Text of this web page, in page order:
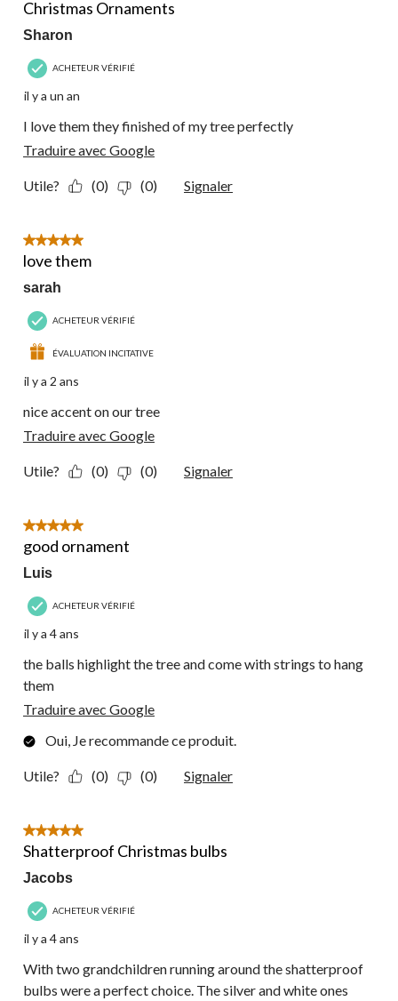
Christmas Ornaments
Sharon
ACHETEUR VÉRIFIÉ
il y a un an
I love them they finished of my tree perfectly
Traduire avec Google
Utile? (0) (0) Signaler
5 étoile(s) sur 5.
love them
sarah
ACHETEUR VÉRIFIÉ
ÉVALUATION INCITATIVE
il y a 2 ans
nice accent on our tree
Traduire avec Google
Utile? (0) (0) Signaler
5 étoile(s) sur 5.
good ornament
Luis
ACHETEUR VÉRIFIÉ
il y a 4 ans
the balls highlight the tree and come with strings to hang
them
Traduire avec Google
Oui, Je recommande ce produit.
Utile? (0) (0) Signaler
5 étoile(s) sur 5.
Shatterproof Christmas bulbs
Jacobs
ACHETEUR VÉRIFIÉ
il y a 4 ans
With two grandchildren running around the shatterproof
bulbs were a perfect choice. The silver and white ones